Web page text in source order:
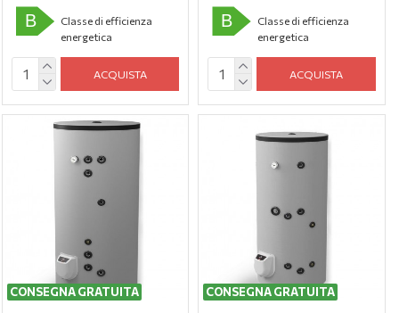
B
Classe di efficienza
energetica
ACQUISTA
B
Classe di efficienza
energetica
ACQUISTA
CONSEGNA GRATUITA CONSEGNA GRATUITA